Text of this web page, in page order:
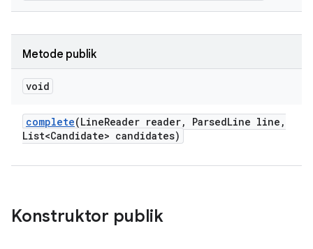
Metode publik
void
complete(LineReader reader, ParsedLine line ,
List<Candidate> candidates)
Konstruktor publik